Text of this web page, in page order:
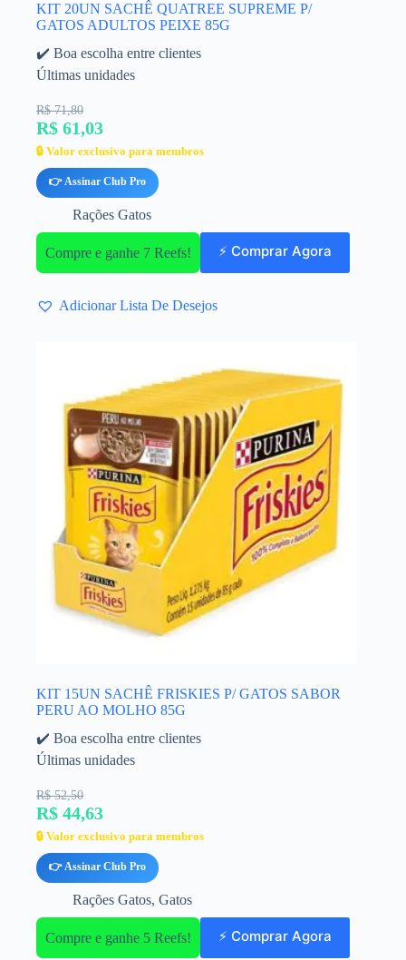
KIT 20UN SACHÊ QUATREE SUPREME P/
GATOS ADULTOS PEIXE 85G
✔️ Boa escolha entre clientes
Últimas unidades
R$ 71,80
R$ 61,03
🔒 Valor exclusivo para membros
👉 Assinar Club Pro
Rações Gatos
Compre e ganhe 7 Reefs! ⚡ Comprar Agora
Adicionar Lista De Desejos
KIT 15UN SACHÊ FRISKIES P/ GATOS SABOR
PERU AO MOLHO 85G
✔️ Boa escolha entre clientes
Últimas unidades
R$ 52,50
R$ 44,63
🔒 Valor exclusivo para membros
👉 Assinar Club Pro
Rações Gatos, Gatos
Compre e ganhe 5 Reefs! ⚡ Comprar Agora